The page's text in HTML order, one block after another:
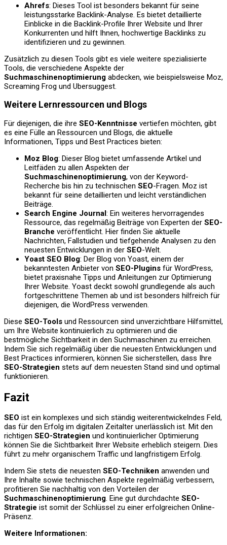
Ahrefs: Dieses Tool ist besonders bekannt für seine
leistungsstarke Backlink-Analyse. Es bietet detaillierte
Einblicke in die Backlink-Profile Ihrer Website und Ihrer
Konkurrenten und hilft Ihnen, hochwertige Backlinks zu
identifizieren und zu gewinnen.
Zusätzlich zu diesen Tools gibt es viele weitere spezialisierte
Tools, die verschiedene Aspekte der
Suchmaschinenoptimierung abdecken, wie beispielsweise Moz,
Screaming Frog und Ubersuggest.
Weitere Lernressourcen und Blogs
Für diejenigen, die ihre SEO-Kenntnisse vertiefen möchten, gibt
es eine Fülle an Ressourcen und Blogs, die aktuelle
Informationen, Tipps und Best Practices bieten:
Moz Blog: Dieser Blog bietet umfassende Artikel und
Leitfäden zu allen Aspekten der
Suchmaschinenoptimierung, von der Keyword-
Recherche bis hin zu technischen SEO-Fragen. Moz ist
bekannt für seine detaillierten und leicht verständlichen
Beiträge.
Search Engine Journal: Ein weiteres hervorragendes
Ressource, das regelmäßig Beiträge von Experten der SEO-
Branche veröffentlicht. Hier finden Sie aktuelle
Nachrichten, Fallstudien und tiefgehende Analysen zu den
neuesten Entwicklungen in der SEO-Welt.
Yoast SEO Blog: Der Blog von Yoast, einem der
bekanntesten Anbieter von SEO-Plugins für WordPress,
bietet praxisnahe Tipps und Anleitungen zur Optimierung
Ihrer Website. Yoast deckt sowohl grundlegende als auch
fortgeschrittene Themen ab und ist besonders hilfreich für
diejenigen, die WordPress verwenden.
Diese SEO-Tools und Ressourcen sind unverzichtbare Hilfsmittel,
um Ihre Website kontinuierlich zu optimieren und die
bestmögliche Sichtbarkeit in den Suchmaschinen zu erreichen.
Indem Sie sich regelmäßig über die neuesten Entwicklungen und
Best Practices informieren, können Sie sicherstellen, dass Ihre
SEO-Strategien stets auf dem neuesten Stand sind und optimal
funktionieren.
Fazit
SEO ist ein komplexes und sich ständig weiterentwickelndes Feld,
das für den Erfolg im digitalen Zeitalter unerlässlich ist. Mit den
richtigen SEO-Strategien und kontinuierlicher Optimierung
können Sie die Sichtbarkeit Ihrer Website erheblich steigern. Dies
führt zu mehr organischem Traffic und langfristigem Erfolg.
Indem Sie stets die neuesten SEO-Techniken anwenden und
Ihre Inhalte sowie technischen Aspekte regelmäßig verbessern,
profitieren Sie nachhaltig von den Vorteilen der
Suchmaschinenoptimierung. Eine gut durchdachte SEO-
Strategie ist somit der Schlüssel zu einer erfolgreichen Online-
Präsenz.
Weitere Informationen: